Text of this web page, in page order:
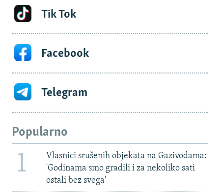
Tik Tok
Facebook
Telegram
Popularno
1
Vlasnici srušenih objekata na Gazivodama:
'Godinama smo gradili i za nekoliko sati
ostali bez svega'